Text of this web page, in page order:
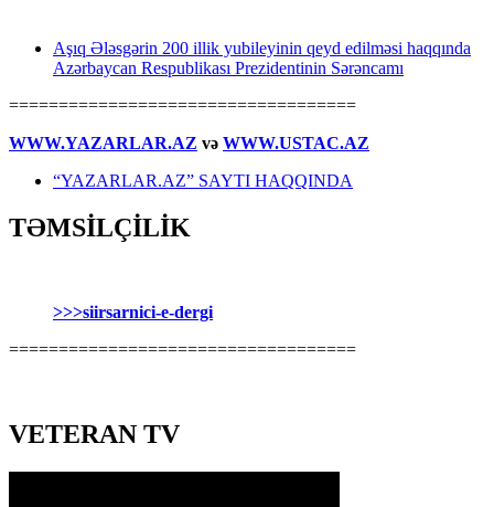
Aşıq Ələsgərin 200 illik yubileyinin qeyd edilməsi haqqında
Azərbaycan Respublikası Prezidentinin Sərəncamı
===================================
WWW.YAZARLAR.AZ və WWW.USTAC.AZ
“YAZARLAR.AZ” SAYTI HAQQINDA
TƏMSİLÇİLİK
>>>siirsarnici-e-dergi
===================================
VETERAN TV